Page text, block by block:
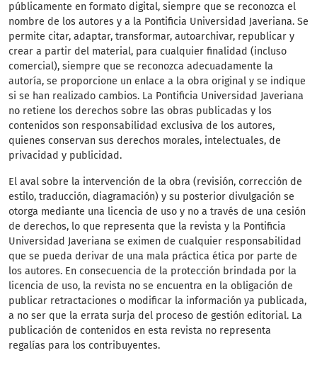
públicamente en formato digital, siempre que se reconozca el
nombre de los autores y a la Pontificia Universidad Javeriana. Se
permite citar, adaptar, transformar, autoarchivar, republicar y
crear a partir del material, para cualquier finalidad (incluso
comercial), siempre que se reconozca adecuadamente la
autoría, se proporcione un enlace a la obra original y se indique
si se han realizado cambios. La Pontificia Universidad Javeriana
no retiene los derechos sobre las obras publicadas y los
contenidos son responsabilidad exclusiva de los autores,
quienes conservan sus derechos morales, intelectuales, de
privacidad y publicidad.
El aval sobre la intervención de la obra (revisión, corrección de
estilo, traducción, diagramación) y su posterior divulgación se
otorga mediante una licencia de uso y no a través de una cesión
de derechos, lo que representa que la revista y la Pontificia
Universidad Javeriana se eximen de cualquier responsabilidad
que se pueda derivar de una mala práctica ética por parte de
los autores. En consecuencia de la protección brindada por la
licencia de uso, la revista no se encuentra en la obligación de
publicar retractaciones o modificar la información ya publicada,
a no ser que la errata surja del proceso de gestión editorial. La
publicación de contenidos en esta revista no representa
regalías para los contribuyentes.